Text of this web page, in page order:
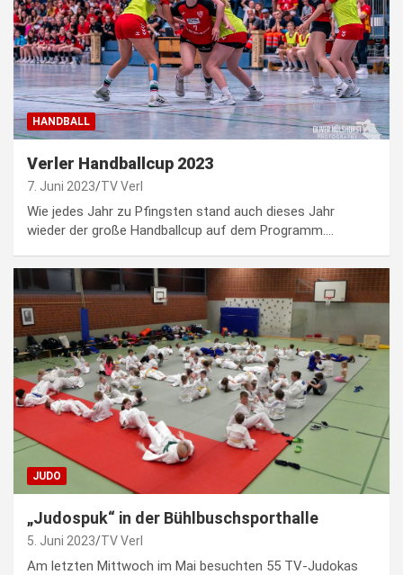
HANDBALL
Verler Handballcup 2023
7. Juni 2023 TV Verl
Wie jedes Jahr zu Pfingsten stand auch dieses Jahr
wieder der große Handballcup auf dem Programm.…
JUDO
„Judospuk“ in der Bühlbuschsporthalle
5. Juni 2023 TV Verl
Am letzten Mittwoch im Mai besuchten 55 TV-Judokas